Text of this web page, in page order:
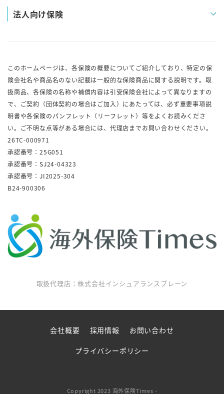
法人向け保険
このホームページは、各保険の概要についてご紹介しており、特定の保
険会社名や商品名のない記載は一般的な保険商品に関する説明です。取
扱商品、各保険の名称や補償内容は引受保険会社によって異なりますの
で、ご契約（団体契約の場合はご加入）にあたっては、必ず重要事項説
明書や各保険のパンフレット（リーフレット）等をよくお読みくださ
い。ご不明な点等がある場合には、代理店までお問い合わせください。
26TC-000971
承認番号：25G051
承認番号：SJ24-04323
承認番号：JI2025-304
B24-900306
取扱代理店：株式会社インシュアランスブレーン
会社概要 採用情報 お問い合わせ
プライバシーポリシー
Copyright 2023 海外保険Times -